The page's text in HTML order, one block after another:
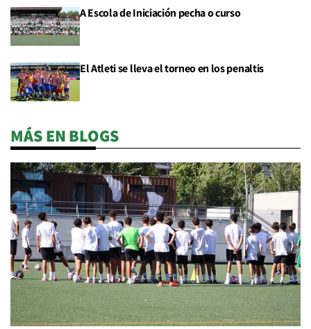
A Escola de Iniciación pecha o curso
El Atleti se lleva el torneo en los penaltis
MÁS EN BLOGS